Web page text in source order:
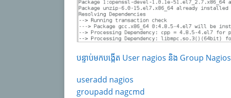
បន្ទាប់មកបង្កើត User nagios និង Group Nagios
useradd nagios
groupadd nagcmd